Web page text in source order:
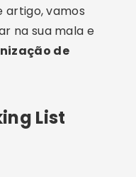
artigo, vamos
na sua mala e
de
List